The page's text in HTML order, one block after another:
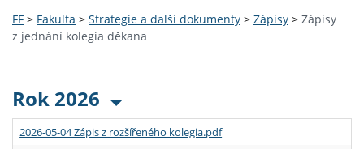
FF > Fakulta > Strategie a další dokumenty > Zápisy > Zápisy
z jednání kolegia děkana
Rok 2026
2026-05-04 Zápis z rozšířeného kolegia.pdf